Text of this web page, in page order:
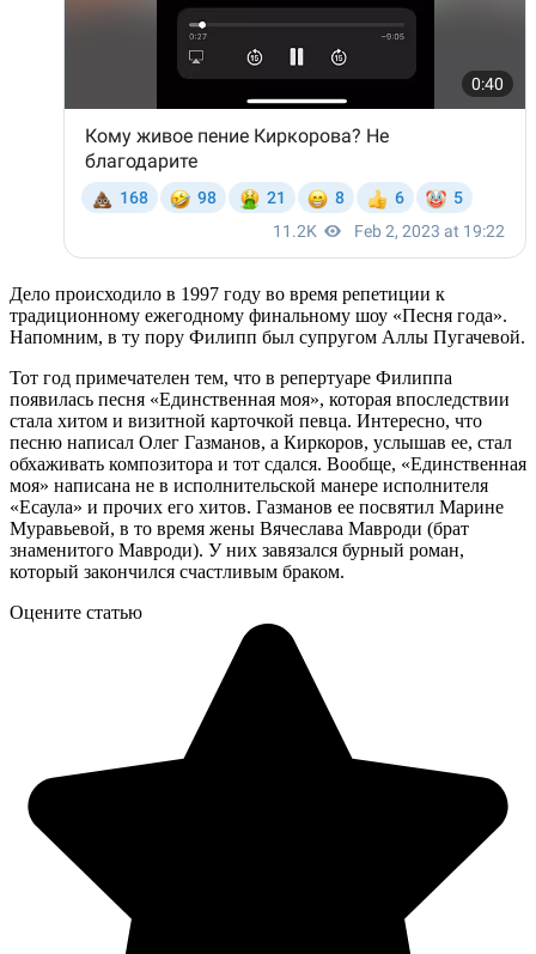
Дело происходило в 1997 году во время репетиции к
традиционному ежегодному финальному шоу «Песня года».
Напомним, в ту пору Филипп был супругом Аллы Пугачевой.
Тот год примечателен тем, что в репертуаре Филиппа
появилась песня «Единственная моя», которая впоследствии
стала хитом и визитной карточкой певца. Интересно, что
песню написал Олег Газманов, а Киркоров, услышав ее, стал
обхаживать композитора и тот сдался. Вообще, «Единственная
моя» написана не в исполнительской манере исполнителя
«Есаула» и прочих его хитов. Газманов ее посвятил Марине
Муравьевой, в то время жены Вячеслава Мавроди (брат
знаменитого Мавроди). У них завязался бурный роман,
который закончился счастливым браком.
Оцените статью